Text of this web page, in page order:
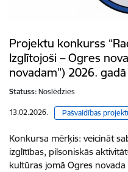
Projektu konkurss
Izglītojoši – Ogres
novadam”) 2026. gadā
Statuss: Noslēdzies
13.02.2026. Pašvaldības
Konkursa mērķis: veicināt
izglītības, pilsoniskās
kultūras jomā Ogres